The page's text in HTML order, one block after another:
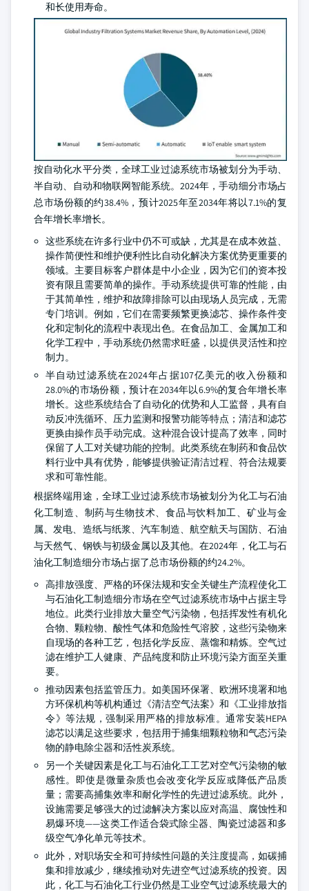
和长使用寿命。
按自动化水平分类，全球工业过滤系统市场被划分为手动、
半自动、自动和物联网智能系统。2024年，手动细分市场占
总市场份额的约38.4%，预计2025年至2034年将以7.1%的复
合年增长率增长。
这些系统在许多行业中仍不可或缺，尤其是在成本效益、
操作简便性和维护便利性比自动化解决方案优势更重要的
领域。主要目标客户群体是中小企业，因为它们的资本投
资有限且需要简单的操作。手动系统提供可靠的性能，由
于其简单性，维护和故障排除可以由现场人员完成，无需
专门培训。例如，它们在需要频繁更换滤芯、操作条件变
化和定制化的流程中表现出色。在食品加工、金属加工和
化学工程中，手动系统仍然需求旺盛，以提供灵活性和控
制力。
半自动过滤系统在2024年占据107亿美元的收入份额和
28.0%的市场份额，预计在2034年以6.9%的复合年增长率
增长。这些系统结合了自动化的优势和人工监督，具有自
动反冲洗循环、压力监测和报警功能等特点；清洁和滤芯
更换由操作员手动完成。这种混合设计提高了效率，同时
保留了人工对关键功能的控制。此类系统在制药和食品饮
料行业中具有优势，能够提供验证清洁过程、符合法规要
求和可靠性能。
根据终端用途，全球工业过滤系统市场被划分为化工与石油
化工制造、制药与生物技术、食品与饮料加工、矿业与金
属、发电、造纸与纸浆、汽车制造、航空航天与国防、石油
与天然气、钢铁与初级金属以及其他。在2024年，化工与石
油化工制造细分市场占据了总市场份额的约24.2%。
高排放强度、严格的环保法规和安全关键生产流程使化工
与石油化工制造细分市场在空气过滤系统市场中占据主导
地位。此类行业排放大量空气污染物，包括挥发性有机化
合物、颗粒物、酸性气体和危险性气溶胶，这些污染物来
自现场的各种工艺，包括化学反应、蒸馏和精炼。空气过
滤在维护工人健康、产品纯度和防止环境污染方面至关重
要。
推动因素包括监管压力。如美国环保署、欧洲环境署和地
方环保机构等机构通过《清洁空气法案》和《工业排放指
令》等法规，强制采用严格的排放标准。通常安装HEPA
滤芯以满足这些要求，包括用于捕集细颗粒物和气态污染
物的静电除尘器和活性炭系统。
另一个关键因素是化工与石油化工工艺对空气污染物的敏
感性。即使是微量杂质也会改变化学反应或降低产品质
量；需要高捕集效率和耐化学性的先进过滤系统。此外，
设施需要足够强大的过滤解决方案以应对高温、腐蚀性和
易爆环境——这类工作适合袋式除尘器、陶瓷过滤器和多
级空气净化单元等技术。
此外，对职场安全和可持续性问题的关注度提高，如碳捕
集和排放减少，继续推动对先进空气过滤系统的投资。因
此，化工与石油化工行业仍然是工业空气过滤系统最大的